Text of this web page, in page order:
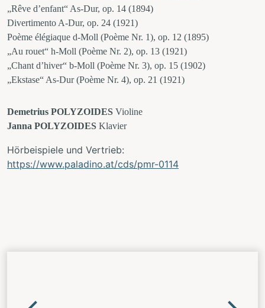
„Rêve d’enfant“ As-Dur, op. 14 (1894)
Divertimento A-Dur, op. 24 (1921)
Poème élégiaque d-Moll (Poème Nr. 1), op. 12 (1895)
„Au rouet“ h-Moll (Poème Nr. 2), op. 13 (1921)
„Chant d’hiver“ b-Moll (Poème Nr. 3), op. 15 (1902)
„Ekstase“ As-Dur (Poème Nr. 4), op. 21 (1921)
Demetrius POLYZOIDES Violine
Janna POLYZOIDES Klavier
Hörbeispiele und Vertrieb:
https://www.paladino.at/cds/pmr-0114